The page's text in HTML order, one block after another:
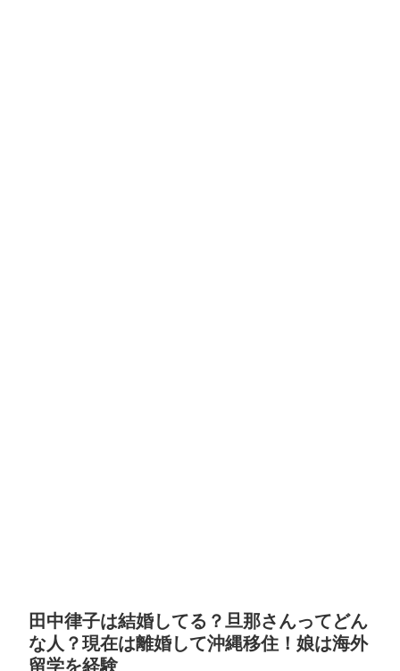
田中律子は結婚してる？旦那さんってどん
な人？現在は離婚して沖縄移住！娘は海外
留学を経験